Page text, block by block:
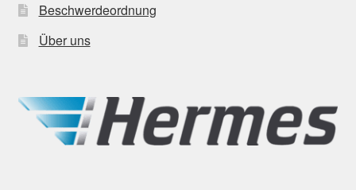
Beschwerdeordnung
Über uns